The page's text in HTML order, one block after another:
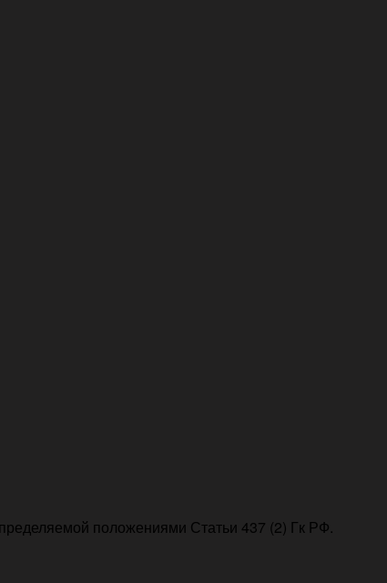
положениями Статьи 437 (2) Гк РФ.